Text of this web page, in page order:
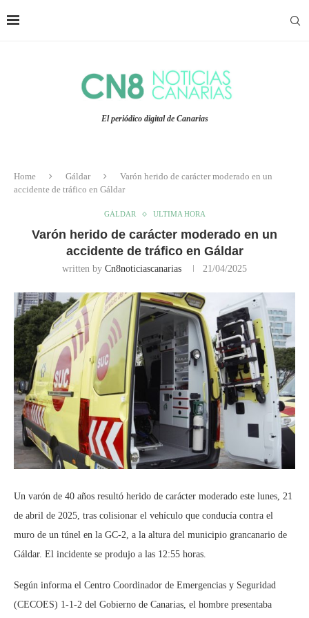
El periódico digital de Canarias
Home Gáldar
Varón herido de carácter moderado en un
accidente de tráfico en Gáldar
GÁLDAR ULTIMA HORA
Varón herido de carácter moderado en un
accidente de tráfico en Gáldar
written by Cn8noticiascanarias 21/04/2025
Un varón de 40 años resultó herido de carácter moderado este lunes, 21
de abril de 2025, tras colisionar el vehículo que conducía contra el
muro de un túnel en la GC-2, a la altura del municipio grancanario de
Gáldar. El incidente se produjo a las 12:55 horas.
Según informa el Centro Coordinador de Emergencias y Seguridad
(CECOES) 1-1-2 del Gobierno de Canarias, el hombre presentaba